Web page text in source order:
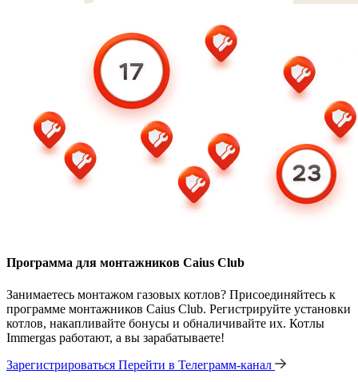
Программа для монтажников Caius Club
Занимаетесь монтажом газовых котлов? Присоединяйтесь к
программе монтажников Caius Club. Регистрируйте установки
котлов, накапливайте бонусы и обналичивайте их. Котлы
Immergas работают, а вы зарабатываете!
Зарегистрироваться Перейти в Телеграмм-канал